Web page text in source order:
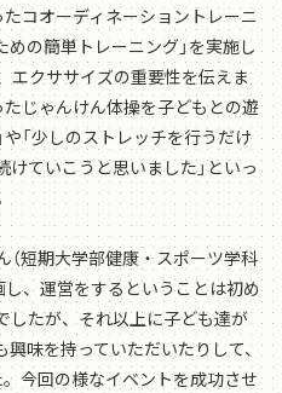
コオーディネーショントレーニ
めの簡単トレーニング」を実施し
エクササイズの重要性を伝えま
じゃんけん体操を子どもとの遊
「少しのストレッチを行うだけ
ていこうと思いました」といっ
短期大学部健康・スポーツ学科
し、運営をするということは初め
したが、それ以上に子ども達が
味を持っていただいたりして、
今回の様なイベントを成功させ